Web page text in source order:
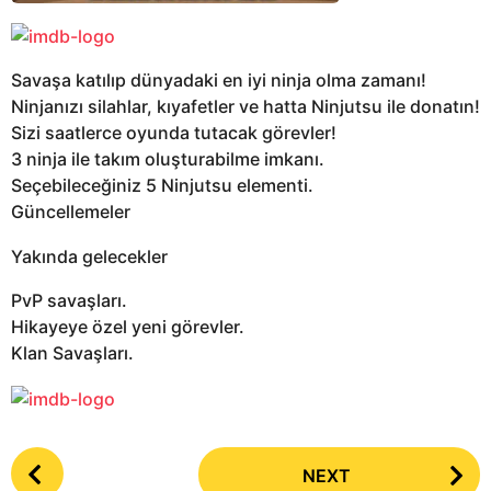
Savaşa katılıp dünyadaki en iyi ninja olma zamanı!
Ninjanızı silahlar, kıyafetler ve hatta Ninjutsu ile donatın!
Sizi saatlerce oyunda tutacak görevler!
3 ninja ile takım oluşturabilme imkanı.
Seçebileceğiniz 5 Ninjutsu elementi.
Güncellemeler
Yakında gelecekler
PvP savaşları.
Hikayeye özel yeni görevler.
Klan Savaşları.
P
NEXT